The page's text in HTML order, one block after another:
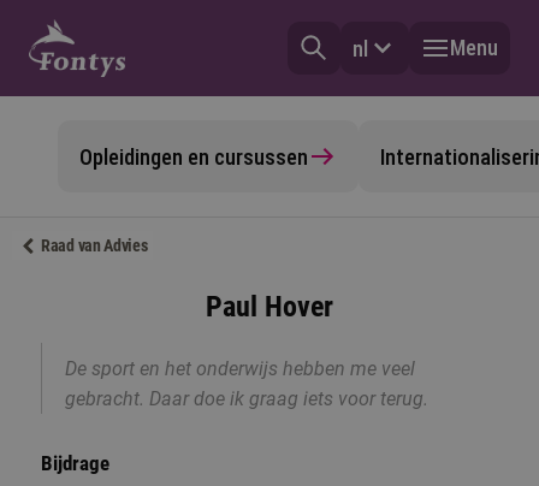
nl Menu
Opleidingen en cursussen
Raad van Advies
Paul Hover
De sport en het onderwijs hebben me veel
gebracht. Daar doe ik graag iets voor terug.
Bijdrage